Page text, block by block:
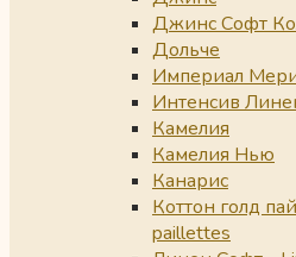
Джинс Софт
Дольче
Империал
Интенсив
Камелия
Камелия Нью
Канарис
Коттон голд
paillettes